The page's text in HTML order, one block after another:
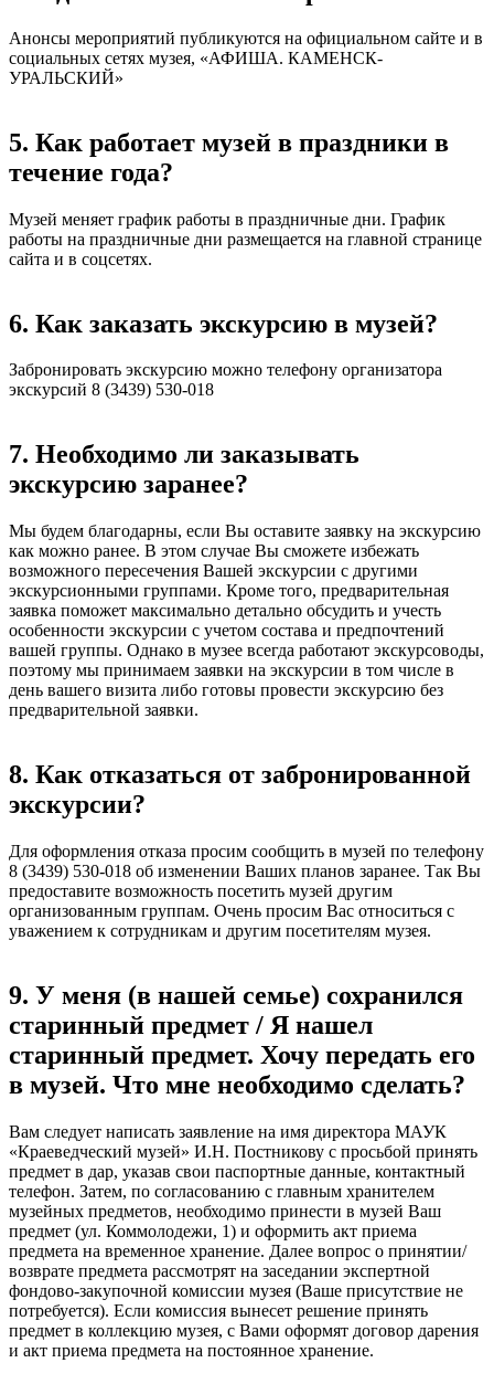
Анонсы мероприятий публикуются на официальном сайте и в
социальных сетях музея, «АФИША. КАМЕНСК-
УРАЛЬСКИЙ»
5. Как работает музей в праздники в
течение года?
Музей меняет график работы в праздничные дни. График
работы на праздничные дни размещается на главной странице
сайта и в соцсетях.
6. Как заказать экскурсию в музей?
Забронировать экскурсию можно телефону организатора
экскурсий 8 (3439) 530-018
7. Необходимо ли заказывать
экскурсию заранее?
Мы будем благодарны, если Вы оставите заявку на экскурсию
как можно ранее. В этом случае Вы сможете избежать
возможного пересечения Вашей экскурсии с другими
экскурсионными группами. Кроме того, предварительная
заявка поможет максимально детально обсудить и учесть
особенности экскурсии с учетом состава и предпочтений
вашей группы. Однако в музее всегда работают экскурсоводы,
поэтому мы принимаем заявки на экскурсии в том числе в
день вашего визита либо готовы провести экскурсию без
предварительной заявки.
8. Как отказаться от забронированной
экскурсии?
Для оформления отказа просим сообщить в музей по телефону
8 (3439) 530-018 об изменении Ваших планов заранее. Так Вы
предоставите возможность посетить музей другим
организованным группам. Очень просим Вас относиться с
уважением к сотрудникам и другим посетителям музея.
9. У меня (в нашей семье) сохранился
старинный предмет / Я нашел
старинный предмет. Хочу передать его
в музей. Что мне необходимо сделать?
Вам следует написать заявление на имя директора МАУК
«Краеведческий музей» И.Н. Постникову с просьбой принять
предмет в дар, указав свои паспортные данные, контактный
телефон. Затем, по согласованию с главным хранителем
музейных предметов, необходимо принести в музей Ваш
предмет (ул. Коммолодежи, 1) и оформить акт приема
предмета на временное хранение. Далее вопрос о принятии/
возврате предмета рассмотрят на заседании экспертной
фондово-закупочной комиссии музея (Ваше присутствие не
потребуется). Если комиссия вынесет решение принять
предмет в коллекцию музея, с Вами оформят договор дарения
и акт приема предмета на постоянное хранение.